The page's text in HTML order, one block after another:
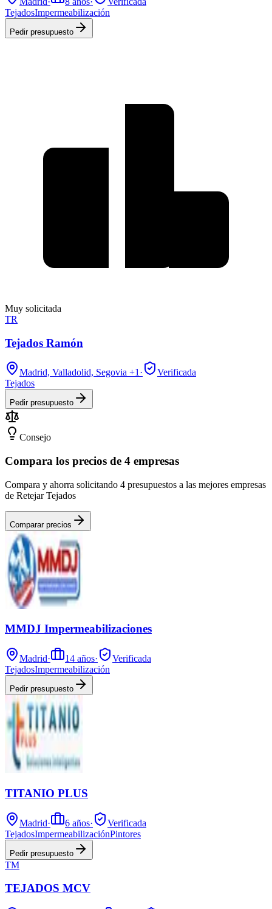
TejadosImpermeabilización
Pedir presupuesto
Muy solicitada
TR
Tejados Ramón
Madrid, Valladolid, Segovia +1 ·
Verificada
Tejados
Pedir presupuesto
Consejo
Compara los precios de 4 empresas
Compara y ahorra solicitando 4 presupuestos a las mejores empresas
de Retejar Tejados
Comparar precios
MMDJ Impermeabilizaciones
Madrid· 14 años·
Verificada
TejadosImpermeabilización
Pedir presupuesto
TITANIO PLUS
Madrid· 6 años·
Verificada
TejadosImpermeabilizaciónPintores
Pedir presupuesto
TM
TEJADOS MCV